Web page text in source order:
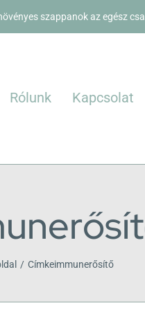
szappanok az egész
Rólunk Kapcsolat
Címkeimmunerősítő